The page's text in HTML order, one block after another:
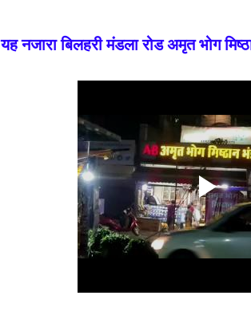
यह नजारा बिलहरी मंडला रोड अमृत भोग